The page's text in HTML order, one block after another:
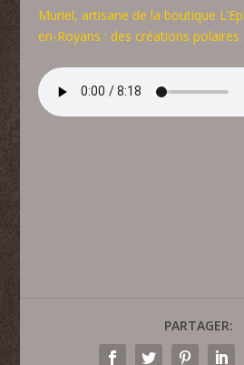
Muriel, artisane de la boutique
en-Royans : des créations polaires.
PARTAGER: